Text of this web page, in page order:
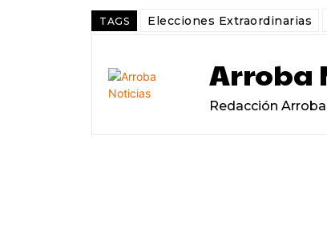
TAGS Elecciones Extraordinarias
Arroba
Redacción